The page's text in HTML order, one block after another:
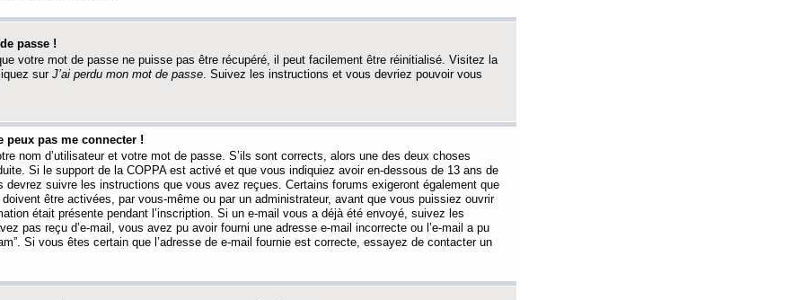
passe !
votre mot de passe ne puisse pas être récupéré, il peut facilement être réinitialisé. Visitez la
sur J’ai perdu mon mot de passe. Suivez les instructions et vous devriez pouvoir vous
pas me connecter !
nom d’utilisateur et votre mot de passe. S’ils sont corrects, alors une des deux choses
Si le support de la COPPA est activé et que vous indiquiez avoir en-dessous de 13 ans de
devrez suivre les instructions que vous avez reçues. Certains forums exigeront également que
être activées, par vous-même ou par un administrateur, avant que vous puissiez ouvrir
était présente pendant l’inscription. Si un e-mail vous a déjà été envoyé, suivez les
pas reçu d’e-mail, vous avez pu avoir fourni une adresse e-mail incorrecte ou l’e-mail a pu
Si vous êtes certain que l’adresse de e-mail fournie est correcte, essayez de contacter un